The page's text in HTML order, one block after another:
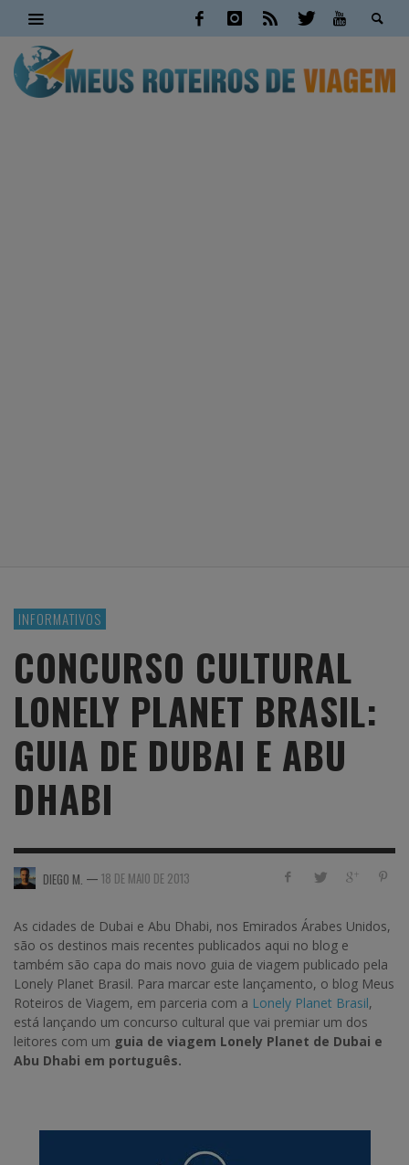
INFORMATIVOS
CONCURSO CULTURAL
LONELY PLANET BRASIL:
GUIA DE DUBAI E ABU
DHABI
DIEGO M. — 18 DE MAIO DE 2013
As cidades de Dubai e Abu Dhabi, nos Emirados Árabes Unidos,
são os destinos mais recentes publicados aqui no blog e
também são capa do mais novo guia de viagem publicado pela
Lonely Planet Brasil. Para marcar este lançamento, o blog Meus
Roteiros de Viagem, em parceria com a Lonely Planet Brasil,
está lançando um concurso cultural que vai premiar um dos
leitores com um guia de viagem Lonely Planet de Dubai e
Abu Dhabi em português.